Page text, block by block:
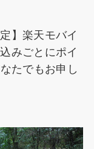
】楽天モバイ
みごとにポイ
たでもお申し